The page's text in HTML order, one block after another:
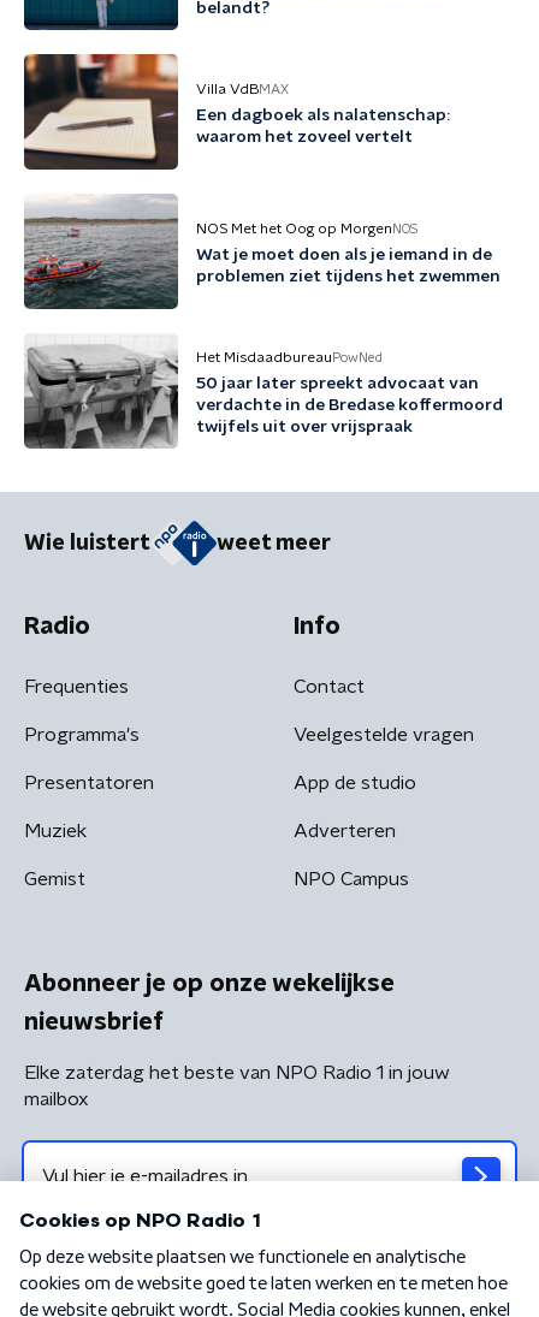
belandt?
Villa VdBMAX
Een dagboek als nalatenschap:
waarom het zoveel vertelt
NOS Met het Oog op Morgen NOS
Wat je moet doen als je iemand in de
problemen ziet tijdens het zwemmen
Het Misdaadbureau PowNed
50 jaar later spreekt advocaat van
verdachte in de Bredase koffermoord
twijfels uit over vrijspraak
Wie luistert weet meer
Radio
Frequenties
Programma's
Presentatoren
Muziek
Gemist
Info
Contact
Veelgestelde vragen
App de studio
Adverteren
NPO Campus
Abonneer je op onze wekelijkse
nieuwsbrief
Elke zaterdag het beste van NPO Radio 1 in jouw
mailbox